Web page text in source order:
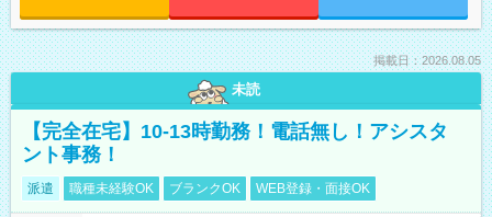
掲載日：2026.08.05
未読
【完全在宅】10-13時勤務！電話無し！アシスタ
ント事務！
派遣 職種未経験OK ブランクOK WEB登録・面接OK